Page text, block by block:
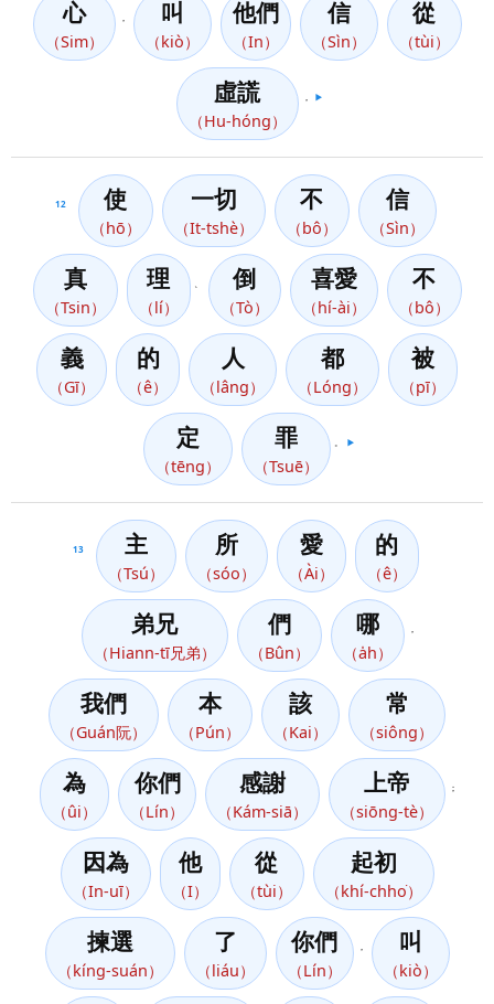
心
（Sim）
叫
（kiò）
他們
（In）
信
（Sìn）
從
（tùi）
虛謊
（Hu-hóng）
▶️
12 使
（hō）
一切
（It-tshè）
不
（bô）
信
（Sìn）
真
（Tsin）
理
（lí）
倒
（Tò）
喜愛
（hí-ài）
不
（bô）
義
（Gī）
的
（ê）
人
（lâng）
都
（Lóng）
被
（pī）
定
（tēng）
罪
（Tsuē）
▶️
13 主
（Tsú）
所
（sóo）
愛
（Ài）
的
（ê）
弟兄
（Hiann-tī兄弟）
們
（Bûn）
哪
（a̍h）
我們
（Guán阮）
本
（Pún）
該
（Kai）
常
（siông）
為
（ûi）
你們
（Lín）
感謝
（Kám-siā）
上帝
（siōng-tè）
；
因為
（In-uī）
他
（I）
從
（tùi）
起初
（khí-chho͘）
揀選
（kíng-suán）
了
（liáu）
你們
（Lín）
叫
（kiò）